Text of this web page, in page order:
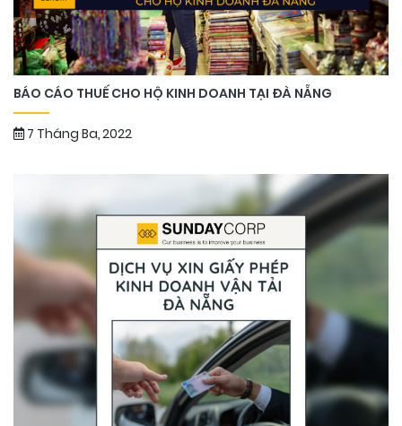
BÁO CÁO THUẾ CHO HỘ KINH DOANH TẠI ĐÀ NẴNG
7 Tháng Ba, 2022